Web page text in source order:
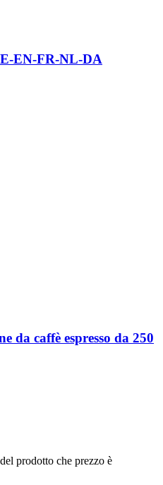
EN-FR-NL-DA
da caffè espresso da 250
prodotto che prezzo è